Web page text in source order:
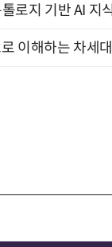
로지 기반 AI
이해하는 차세